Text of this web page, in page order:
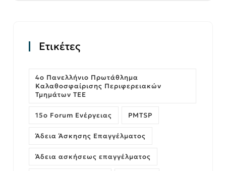
Ετικέτες
4ο Πανελλήνιο Πρωτάθλημα
Καλαθοσφαίρισης Περιφερειακών
Τμημάτων ΤΕΕ
15ο Forum Ενέργειας PMTSP
Άδεια Άσκησης Επαγγέλματος
Άδεια ασκήσεως επαγγέλματος